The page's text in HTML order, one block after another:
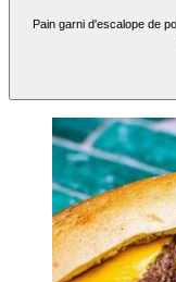
Pain garni d'escalope de